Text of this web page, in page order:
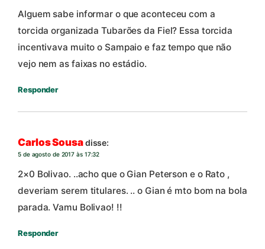
Alguem sabe informar o que aconteceu com a
torcida organizada Tubarões da Fiel? Essa torcida
incentivava muito o Sampaio e faz tempo que não
vejo nem as faixas no estádio.
Responder
Carlos Sousadisse:
5 de agosto de 2017 às 17:32
2×0 Bolivao. ..acho que o Gian Peterson e o Rato ,
deveriam serem titulares. .. o Gian é mto bom na bola
parada. Vamu Bolivao! !!
Responder